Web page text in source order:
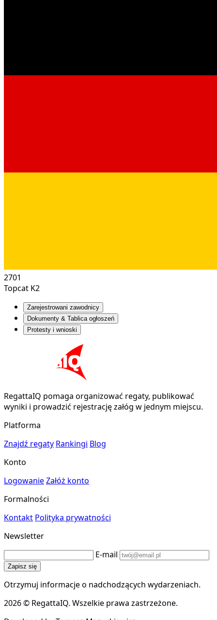
2701
Topcat K2
Zarejestrowani zawodnicy
Dokumenty & Tablica ogłoszeń
Protesty i wnioski
RegattaIQ pomaga organizować regaty, publikować
wyniki i prowadzić rejestrację załóg w jednym miejscu.
Platforma
Znajdź regaty Rankingi Blog
Konto
LogowanieZałóż konto
Formalności
Kontakt Polityka prywatności
Newsletter
E-mail
Zapisz się
Otrzymuj informacje o nadchodzących wydarzeniach.
2026 © RegattaIQ. Wszelkie prawa zastrzeżone.